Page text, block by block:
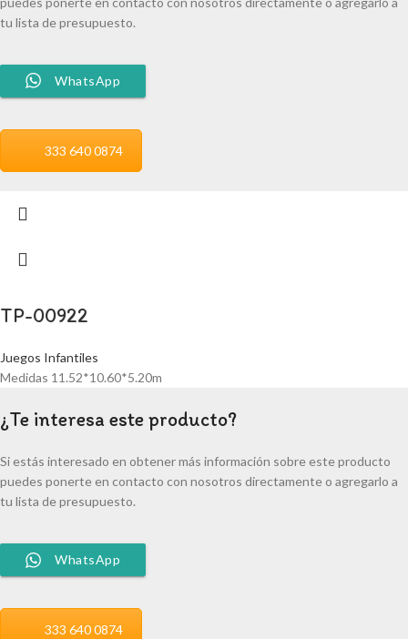
tu lista de presupuesto.
WhatsApp
333 640 0874
TP-00922
Juegos Infantiles
Medidas 11.52*10.60*5.20m
¿Te interesa este producto?
Si estás interesado en obtener más información sobre este producto
puedes ponerte en contacto con nosotros directamente o agregarlo a
tu lista de presupuesto.
WhatsApp
333 640 0874